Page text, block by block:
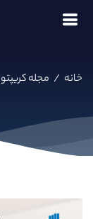
خانه / مجله کریپتو